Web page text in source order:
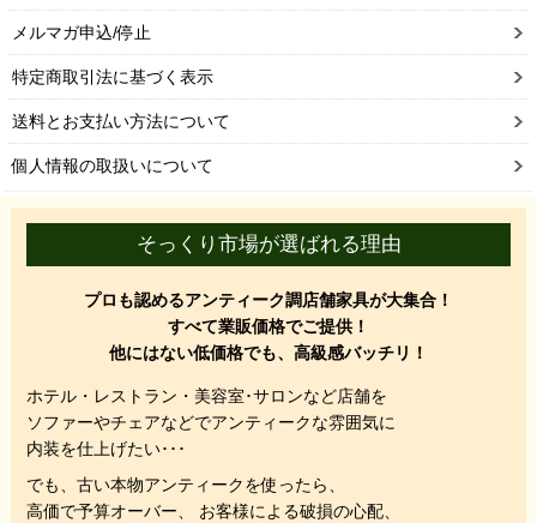
メルマガ申込/停止
特定商取引法に基づく表示
送料とお支払い方法について
個人情報の取扱いについて
そっくり市場が選ばれる理由
プロも認めるアンティーク調店舗家具が大集合！
すべて業販価格でご提供！
他にはない低価格でも、高級感バッチリ！
ホテル・レストラン・美容室･サロンなど店舗を
ソファーやチェアなどでアンティークな雰囲気に
内装を仕上げたい･･･
でも、 古い本物アンティークを使ったら、
高価で予算オーバー、 お客様による破損の心配、